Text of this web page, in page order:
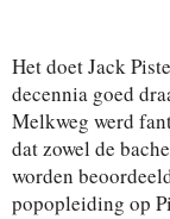
Het doet Jack
decennia goed
Melkweg werd
dat zowel de
worden
popopleiding op